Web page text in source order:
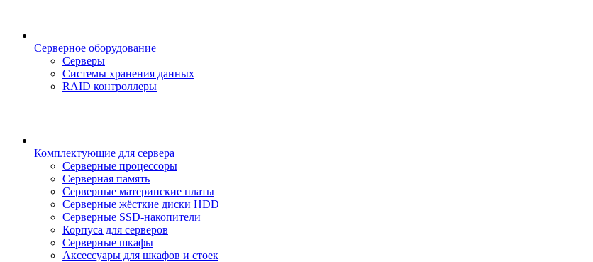
Серверное оборудование
Серверы
Системы хранения данных
RAID контроллеры
Комплектующие для сервера
Серверные процессоры
Серверная память
Серверные материнские платы
Серверные жёсткие диски HDD
Серверные SSD-накопители
Корпуса для серверов
Серверные шкафы
Аксессуары для шкафов и стоек